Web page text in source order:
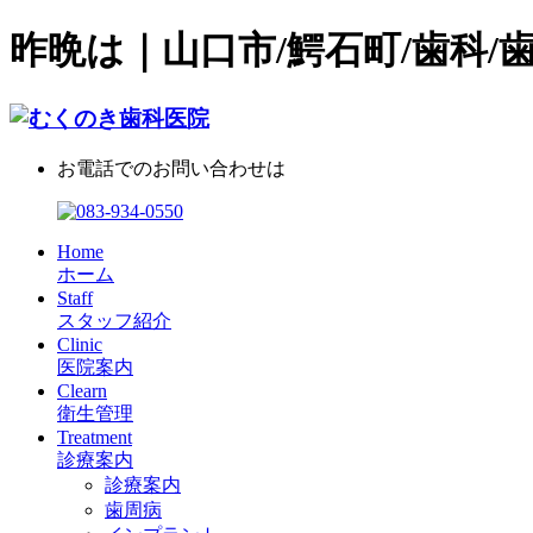
昨晩は｜山口市/鰐石町/歯科/
お電話でのお問い合わせは
Home
ホーム
Staff
スタッフ紹介
Clinic
医院案内
Clearn
衛生管理
Treatment
診療案内
診療案内
歯周病